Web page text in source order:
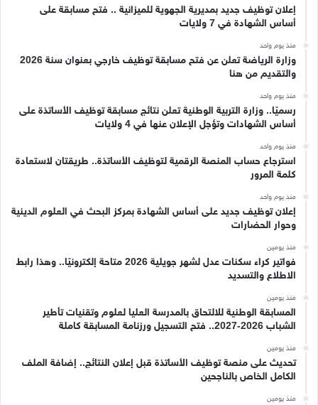
إعلان توظيف جديد بمديرية الجهوية للميزانية .. فتح مسابقة على
أساس الشهادة في 7 ولايات
منذ يوم واحد
وزارة الرياضة تعلن عن فتح مسابقة توظيف خارجي بعنوان سنة 2026
والتقديم من هنا
منذ يوم واحد
رسميًا.. وزارة التربية الوطنية تعلن نتائج مسابقة توظيف الأساتذة على
أساس الشهادات وتؤجل الإعلان عنها في 4 ولايات
منذ يوم واحد
استرجاع حساب المنصة الرقمية لتوظيف الأساتذة.. طريقتان لاستعادة
كلمة المرور
منذ يوم واحد
إعلان توظيف جديد على أساس الشهادة بمركز البحث في العلوم الدينية
وحوار الحضارات
منذ يومين
فواتير كراء سكنات عدل لشهر جويلية 2026 متاحة إلكترونيًا.. وهذا رابط
الاطلاع والتسديد
منذ يومين
المسابقة الوطنية للالتحاق بالمدرسة العليا لعلوم وتقنيات تأطير
الشباب 2026-2027.. فتح التسجيل ورزنامة المسابقة كاملة
منذ يومين
تحديث على منصة توظيف الأساتذة قبل إعلان النتائج.. إضافة الملف
الكامل الخاص بالناجحين
منذ يومين